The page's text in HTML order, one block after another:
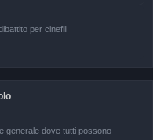
per cinefili
generale dove tutti possono